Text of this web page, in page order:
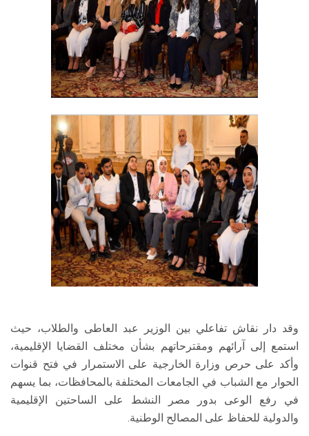
وقد دار نقاش تفاعلي بين الوزير عبد العاطى والطلاب، حيث
استمع إلى آرائهم ومقترحاتهم بشأن مختلف القضايا الإقليمية،
وأكد على حرص وزارة الخارجية على الاستمرار في فتح قنوات
الحوار مع الشباب في الجامعات المختلفة بالمحافظات، بما يسهم
في رفع الوعى بدور مصر النشط على الساحتين الإقليمية
والدولية للحفاظ على المصالح الوطنية.